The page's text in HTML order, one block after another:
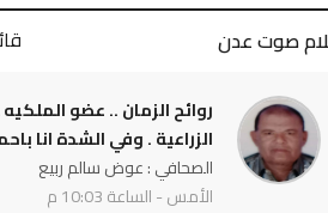
صوت عدن
الزراعية . وفي الشدة انا
الصحافي : عوض سالم ربيع
الأمس - الساعة 10:03 م